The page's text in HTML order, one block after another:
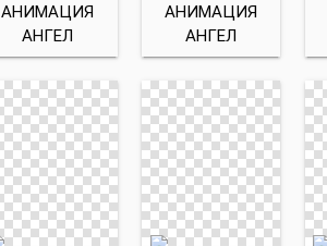
АНИМАЦИЯ
АНГЕЛ
АНИМАЦИЯ
АНГЕЛ